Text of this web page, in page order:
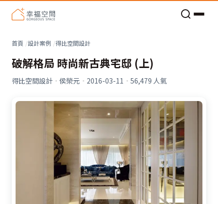
首頁 設計案例 得比空間設計
破解格局 時尚新古典宅邸 (上)
得比空間設計 · 侯榮元 · 2016-03-11 · 56,479 人氣